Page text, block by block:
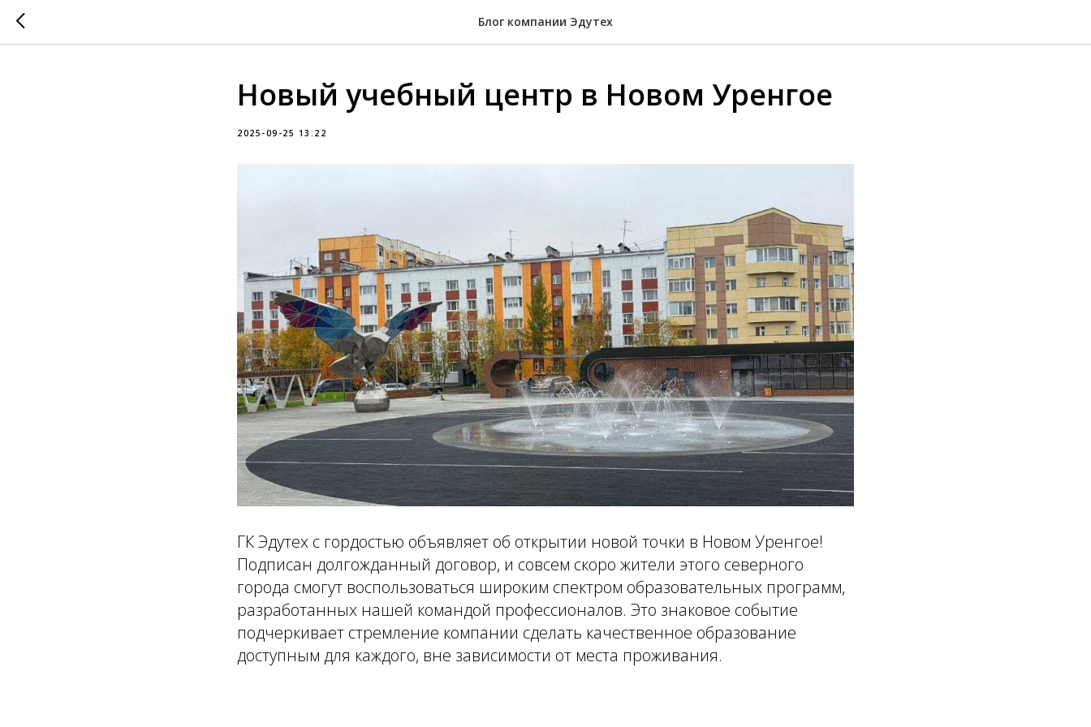
Блог компании Эдутех
Новый учебный центр в Новом Уренгое
2025-09-25 13:22
ГК Эдутех с гордостью объявляет об открытии новой точки в Новом Уренгое!
Подписан долгожданный договор, и совсем скоро жители этого северного
города смогут воспользоваться широким спектром образовательных программ,
разработанных нашей командой профессионалов. Это знаковое событие
подчеркивает стремление компании сделать качественное образование
доступным для каждого, вне зависимости от места проживания.